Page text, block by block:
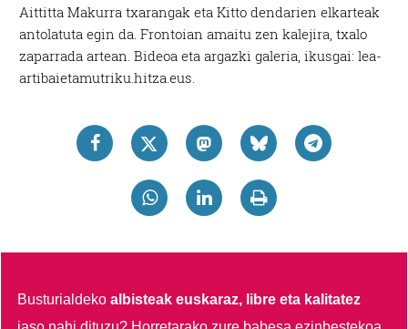
Aittitta Makurra txarangak eta Kitto dendarien elkarteak
antolatuta egin da. Frontoian amaitu zen kalejira, txalo
zaparrada artean. Bideoa eta argazki galeria, ikusgai: lea-
artibaietamutriku.hitza.eus.
Busturialdekoalbisteak euskaraz, libre eta kalitatez